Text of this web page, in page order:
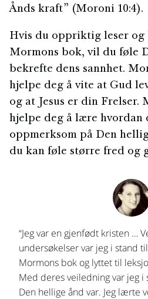
Ånds kraft” (Moroni 10:4).
Hvis du oppriktig leser og
Mormons bok, vil du føle
bekrefte dens sannhet.
hjelpe deg å vite at Gud
og at Jesus er din Frelser.
hjelpe deg å lære hvordan
oppmerksom på Den
du kan føle større fred og
“Jeg var en gjenfødt kristen …
undersøkelser var jeg i stand
Mormons bok og lyttet til
Med deres veiledning var jeg i
Den hellige ånd var. Jeg lærte